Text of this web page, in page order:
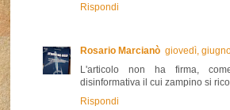
Rispondi
Rosario Marcianò giovedì,
L'articolo non ha firma,
disinformativa il cui zampino si
Rispondi